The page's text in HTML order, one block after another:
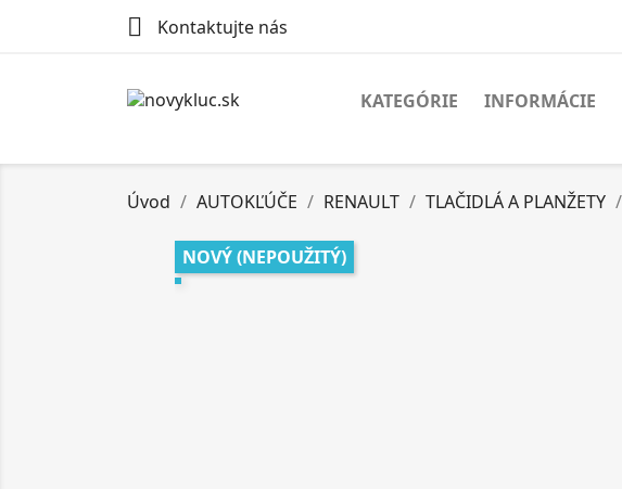
 Kontaktujte nás
KATEGÓRIE INFORMÁCIE
Úvod AUTOKĽÚČE RENAULT TLAČIDLÁ A PLANŽETY
NOVÝ (NEPOUŽITÝ)